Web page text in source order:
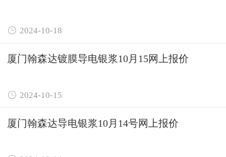
 2024-10-18
厦门翰森达镀膜导电银浆10月15网上报价
 2024-10-15
厦门翰森达导电银浆10月14号网上报价